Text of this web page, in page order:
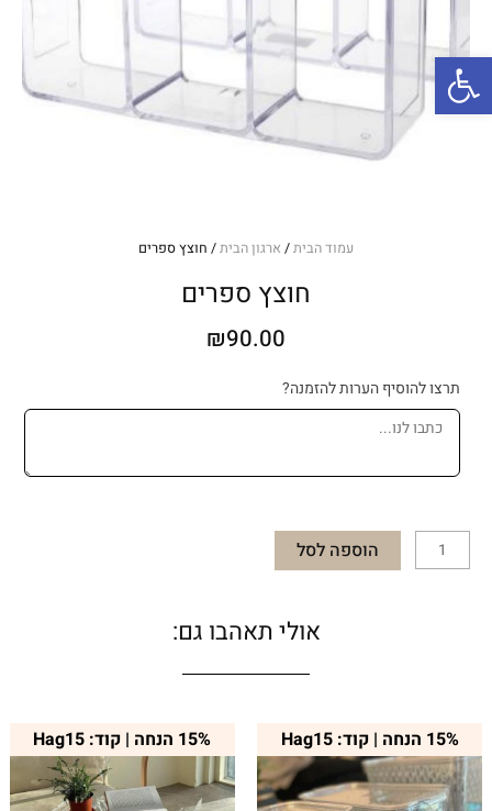
פתח סרגל נגישות
עמוד הבית/ ארגון הבית/ חוצץ ספרים
חוצץ ספרים
₪90.00
תרצו להוסיף הערות להזמנה?
של
חוצץ
הוספה לסל
אולי תאהבו גם:
15% הנחה | קוד: Hag15
טווח
מחירים:
עד
למוצר
זה
יש
מספר
15% הנחה | קוד: Hag15